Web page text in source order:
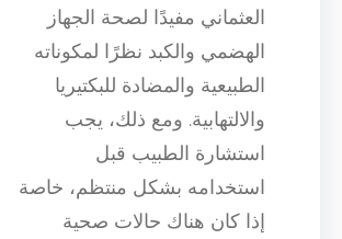
العثماني مفيدًا لصحة الجهاز
الهضمي والكبد نظرًا لمكوناته
الطبيعية والمضادة للبكتيريا
والالتهابية. ومع ذلك، يجب
استشارة الطبيب قبل
استخدامه بشكل منتظم، خاصة
إذا كان هناك حالات صحية